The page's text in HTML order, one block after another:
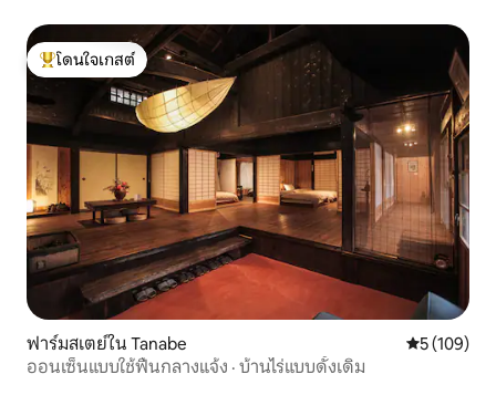
ฮามะ, แอดเวิลด์
โดนใจเกสต์ที่สุด
โดนใจเกสต์
ฟาร์มสเตย์ใน Tanabe คะแนนเฉลี่ย
5 (109)
ออนเซ็นแบบใช้ฟืนกลางแจ้ง · บ้านไร่แบบดั้งเดิม